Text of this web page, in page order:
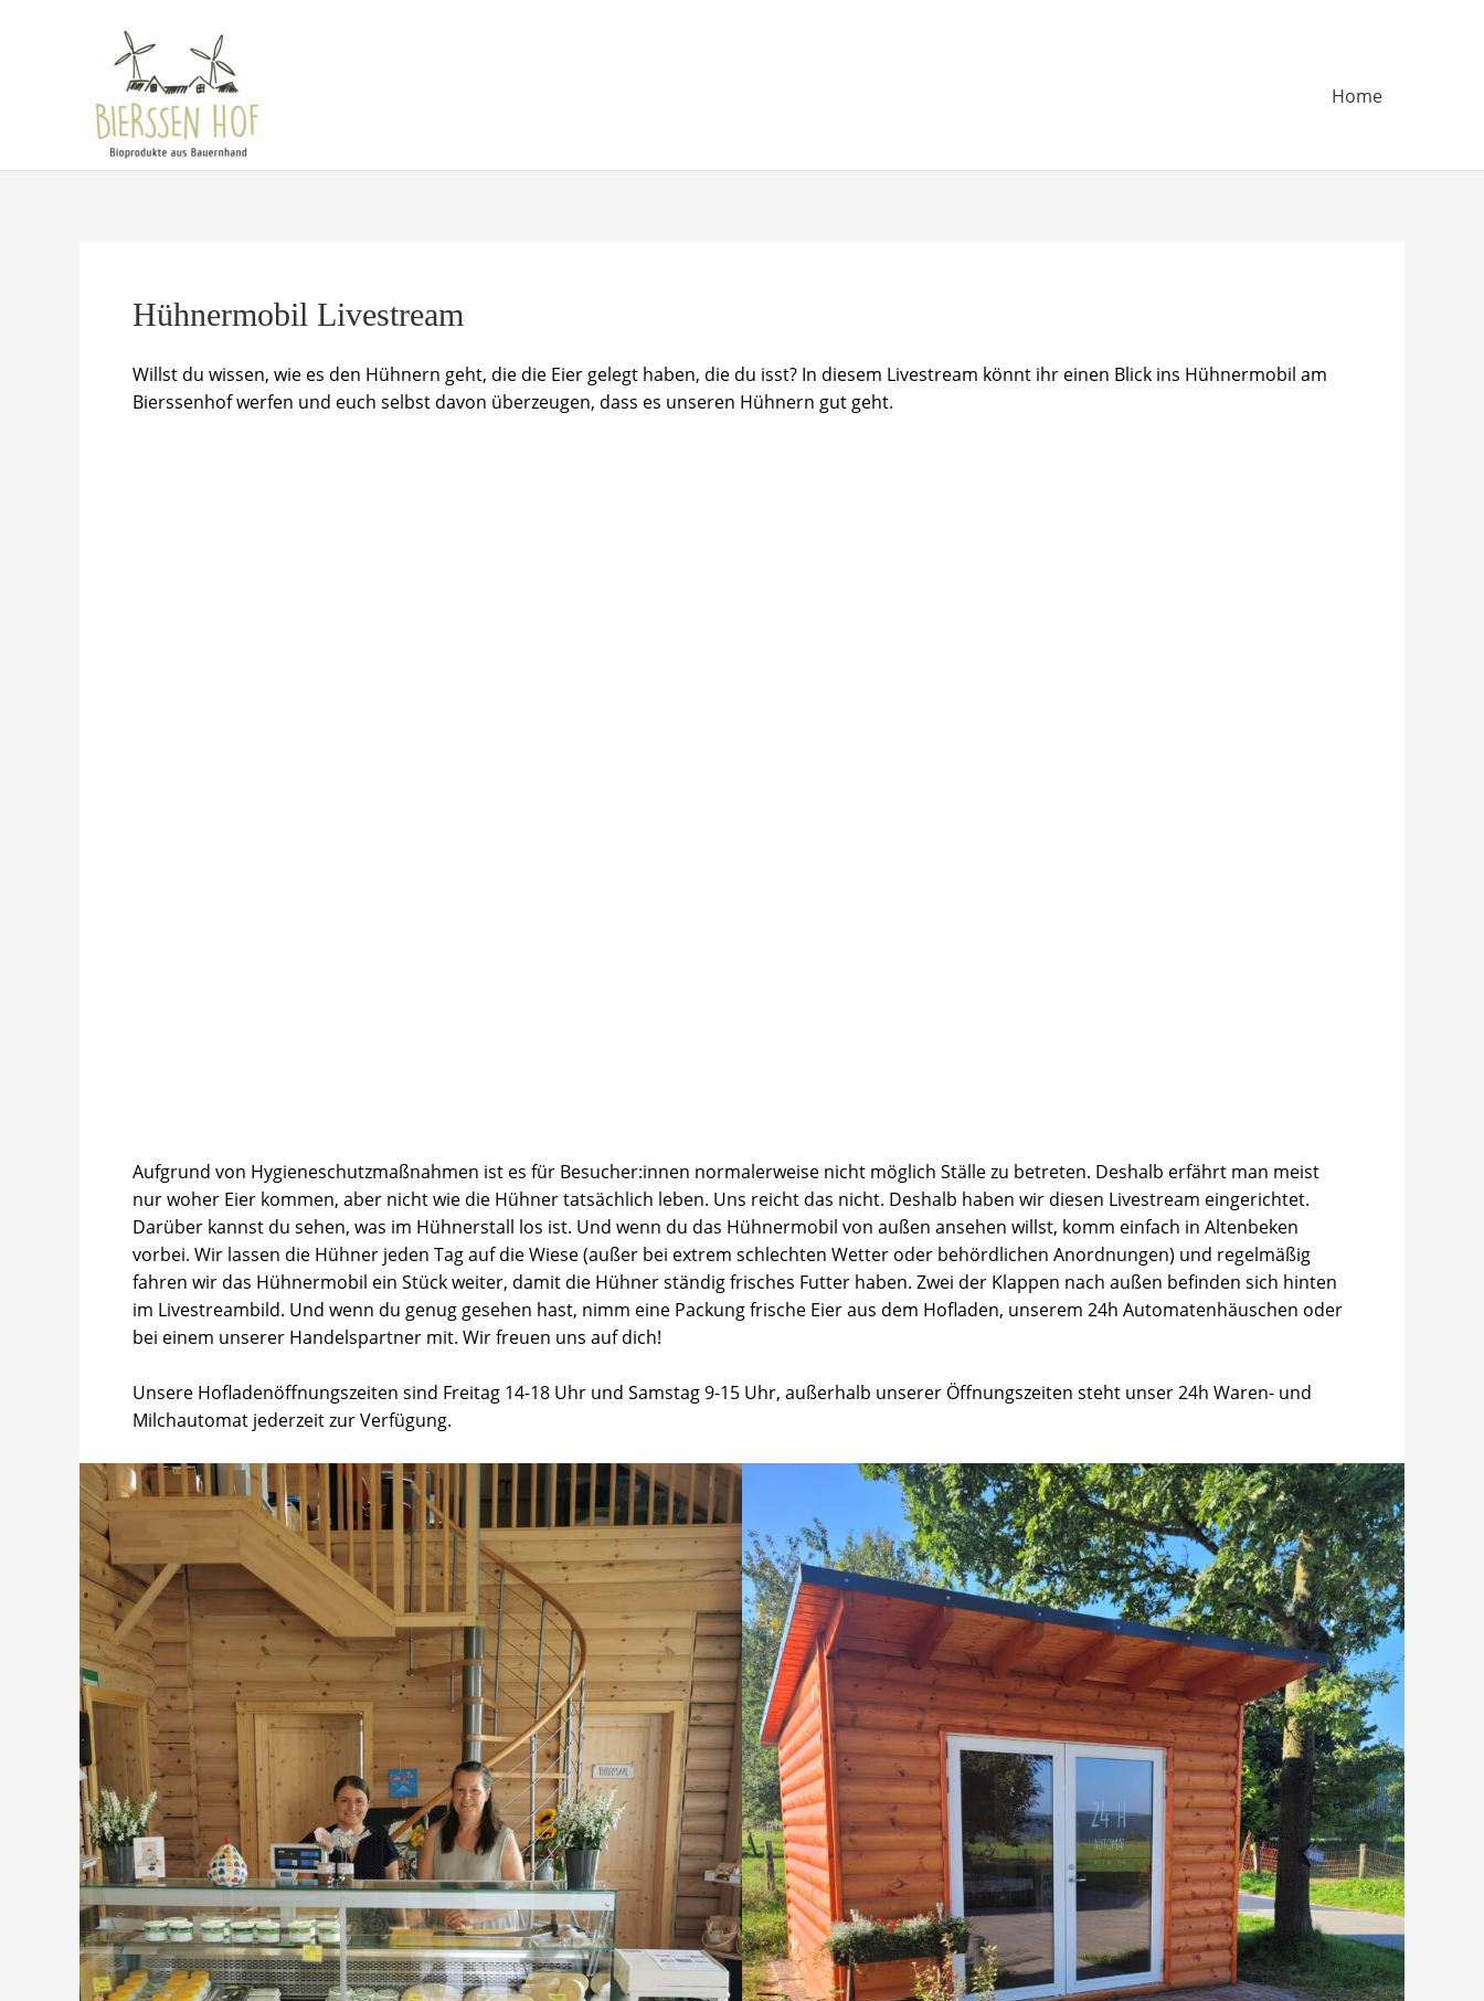
Home
Hühnermobil Livestream
Willst du wissen, wie es den Hühnern geht, die die Eier gelegt haben, die du isst? In diesem Livestream könnt ihr einen Blick ins Hühnermobil am
Bierssenhof werfen und euch selbst davon überzeugen, dass es unseren Hühnern gut geht.
Aufgrund von Hygieneschutzmaßnahmen ist es für Besucher:innen normalerweise nicht möglich Ställe zu betreten. Deshalb erfährt man meist
nur woher Eier kommen, aber nicht wie die Hühner tatsächlich leben. Uns reicht das nicht. Deshalb haben wir diesen Livestream eingerichtet.
Darüber kannst du sehen, was im Hühnerstall los ist. Und wenn du das Hühnermobil von außen ansehen willst, komm einfach in Altenbeken
vorbei. Wir lassen die Hühner jeden Tag auf die Wiese (außer bei extrem schlechten Wetter oder behördlichen Anordnungen) und regelmäßig
fahren wir das Hühnermobil ein Stück weiter, damit die Hühner ständig frisches Futter haben. Zwei der Klappen nach außen befinden sich hinten
im Livestreambild. Und wenn du genug gesehen hast, nimm eine Packung frische Eier aus dem Hofladen, unserem 24h Automatenhäuschen oder
bei einem unserer Handelspartner mit. Wir freuen uns auf dich!
Unsere Hofladenöffnungszeiten sind Freitag 14-18 Uhr und Samstag 9-15 Uhr, außerhalb unserer Öffnungszeiten steht unser 24h Waren- und
Milchautomat jederzeit zur Verfügung.